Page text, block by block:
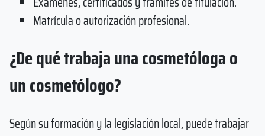
Matrícula o autorización profesional.
¿De qué trabaja una cosmetóloga o
un cosmetólogo?
Según su formación y la legislación local, puede trabajar